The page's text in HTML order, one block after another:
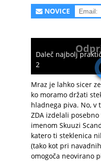
NOVICE
Daleč najbolj
2
Mraz je lahko sicer
ko moramo držati
hladnega piva. No, v
ZDA izdelali
imenom Skuuzi
katero ti steklenica
(tako kot pri
omogoča neovirano